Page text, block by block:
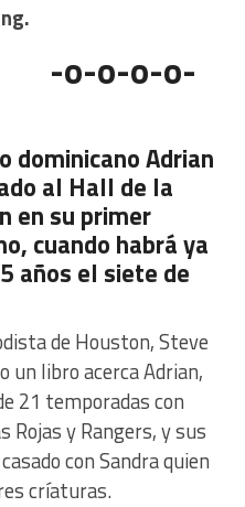
o-
Adrian
al Hall de la
en su primer
cuando habrá ya
años el siete de
de Houston, Steve
un libro acerca Adrian,
21 temporadas con
Rojas y Rangers, y sus
con Sandra quien
críaturas.